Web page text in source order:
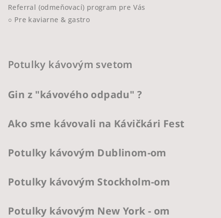
Referral (odmeňovací) program pre Vás
○ Pre kaviarne & gastro
Potulky kávovým svetom
Gin z "kávového odpadu" ?
Ako sme kávovali na Kávičkári Fest
Potulky kávovým Dublinom-om
Potulky kávovým Stockholm-om
Potulky kávovým New York - om